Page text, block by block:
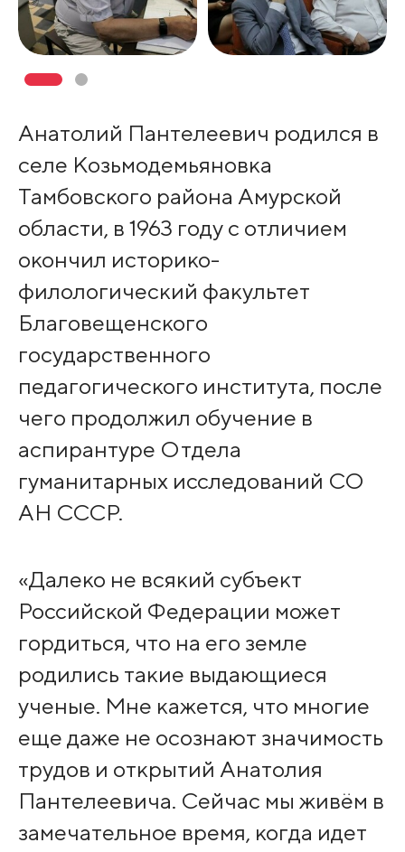
Анатолий Пантелеевич родился в
селе Козьмодемьяновка
Тамбовского района Амурской
области, в 1963 году с отличием
окончил историко-
филологический факультет
Благовещенского
государственного
педагогического института, после
чего продолжил обучение в
аспирантуре Отдела
гуманитарных исследований СО
АН СССР.
«Далеко не всякий субъект
Российской Федерации может
гордиться, что на его земле
родились такие выдающиеся
ученые. Мне кажется, что многие
еще даже не осознают значимость
трудов и открытий Анатолия
Пантелеевича. Сейчас мы живём в
замечательное время, когда идет